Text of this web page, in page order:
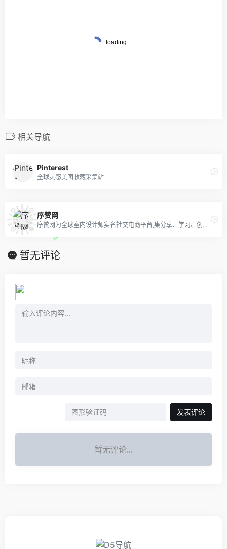
相关导航
Pinterest
全球灵感美图收藏采集站
序赞网
序赞网为全球室内设计师实名社交电商平台,集分享、学习、创作、设计、灵感、素材、下载、视频、直播、材料供应、社交等设计师社交电商应用APP
暂无评论
发表评论
暂无评论...